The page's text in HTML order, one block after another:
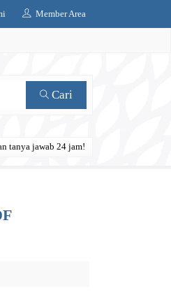
Member Area
Cari
tanya jawab 24 jam!